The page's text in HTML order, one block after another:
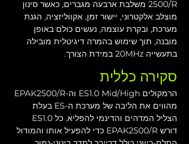
2500/R משלבת ארבעה מגברים, כאשר סינון
מוצלב אלקטרוני, יישור זמן, אקווליזציה, הגנת
מערכת, ובקרת עוצמה, נעשים כולם באופן
מובנה, תוך שימוש בהמרה דיגיטלית מובילה
בתעשייה 20MHz במידת הצורך.
סקירה כללית
מהווים את הליבה של מערכת ה-ES בעלת
דורש EPAK2500/R כדי להפעיל אותו והמודול